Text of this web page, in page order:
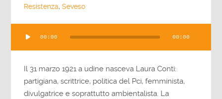
Resistenza,Seveso
Player
00:00 00:00
Il 31 marzo 1921 a udine nasceva Laura Conti:
partigiana, scrittrice, politica del Pci, femminista,
divulgatrice e soprattutto ambientalista. La